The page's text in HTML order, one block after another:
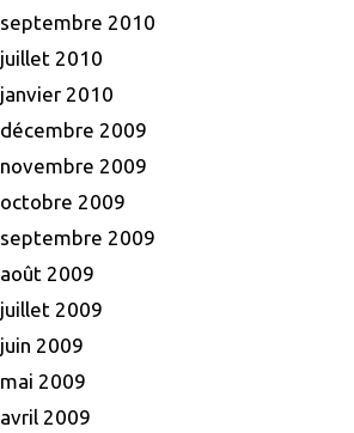
septembre 2010
juillet 2010
janvier 2010
décembre 2009
novembre 2009
octobre 2009
septembre 2009
août 2009
juillet 2009
juin 2009
mai 2009
avril 2009